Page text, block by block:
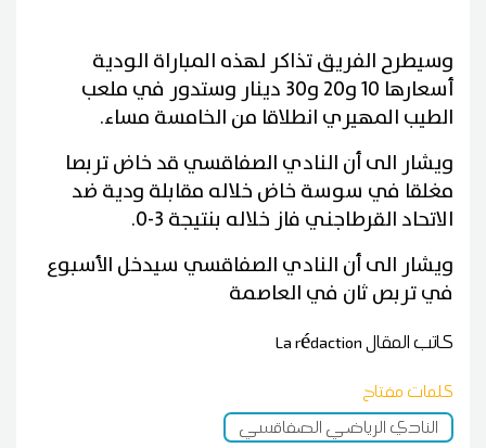
وسيطرح الفريق تذاكر لهذه المباراة الودية
أسعارها 10 و20 و30 دينار وستدور في ملعب
الطيب المهيري انطلاقا من الخامسة مساء.
ويشار الى أن النادي الصفاقسي قد خاض تربصا
مغلقا في سوسة خاض خلاله مقابلة ودية ضد
الاتحاد القرطاجني فاز خلاله بنتيجة 3-0.
ويشار الى أن النادي الصفاقسي سيدخل الأسبوع
في تربص ثان في العاصمة
كاتب المقالLa rédaction
كلمات مفتاح
النادي الرياضي الصفاقسي